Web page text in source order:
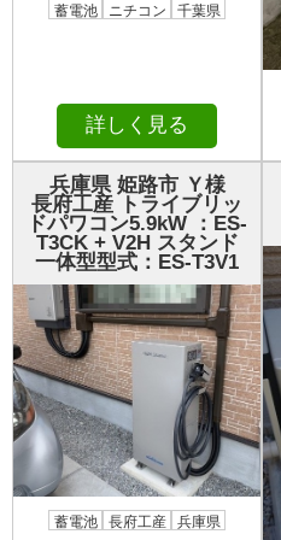
蓄電池 ニチコン 千葉県
詳しく見る
兵庫県 姫路市 Ｙ様
長府工産 トライブリッ
ドパワコン5.9kW ：ES-
T3CK + V2H スタンド
一体型型式：ES-T3V1
蓄電池 長府工産 兵庫県